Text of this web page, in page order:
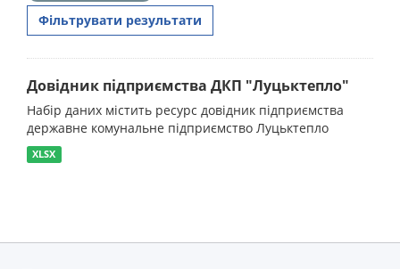
Фільтрувати результати
Довідник підприємства ДКП "Луцьктепло"
Набір даних містить ресурс довідник підприємства
державне комунальне підприємство Луцьктепло
XLSX